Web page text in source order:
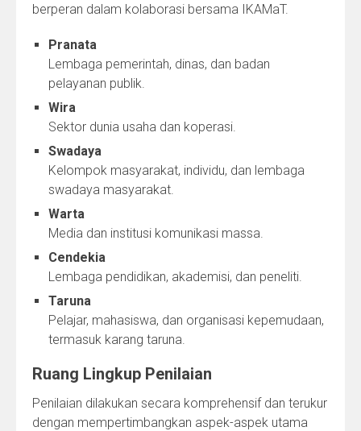
berperan dalam kolaborasi bersama IKAMaT.
Pranata
Lembaga pemerintah, dinas, dan badan
pelayanan publik.
Wira
Sektor dunia usaha dan koperasi.
Swadaya
Kelompok masyarakat, individu, dan lembaga
swadaya masyarakat.
Warta
Media dan institusi komunikasi massa.
Cendekia
Lembaga pendidikan, akademisi, dan peneliti.
Taruna
Pelajar, mahasiswa, dan organisasi kepemudaan,
termasuk karang taruna.
Ruang Lingkup Penilaian
Penilaian dilakukan secara komprehensif dan terukur
dengan mempertimbangkan aspek-aspek utama